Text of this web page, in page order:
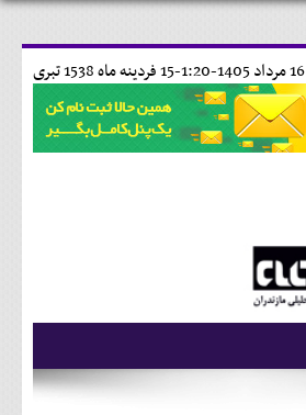
15 فردينه ماه 1538 تبری